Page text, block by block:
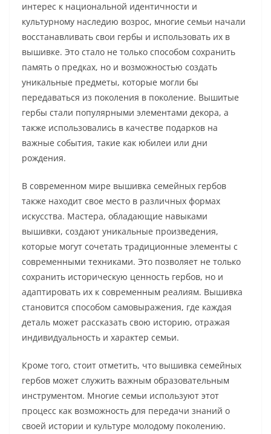
интерес к национальной идентичности и
культурному наследию возрос, многие семьи начали
восстанавливать свои гербы и использовать их в
вышивке. Это стало не только способом сохранить
память о предках, но и возможностью создать
уникальные предметы, которые могли бы
передаваться из поколения в поколение. Вышитые
гербы стали популярными элементами декора, а
также использовались в качестве подарков на
важные события, такие как юбилеи или дни
рождения.
В современном мире вышивка семейных гербов
также находит свое место в различных формах
искусства. Мастера, обладающие навыками
вышивки, создают уникальные произведения,
которые могут сочетать традиционные элементы с
современными техниками. Это позволяет не только
сохранить историческую ценность гербов, но и
адаптировать их к современным реалиям. Вышивка
становится способом самовыражения, где каждая
деталь может рассказать свою историю, отражая
индивидуальность и характер семьи.
Кроме того, стоит отметить, что вышивка семейных
гербов может служить важным образовательным
инструментом. Многие семьи используют этот
процесс как возможность для передачи знаний о
своей истории и культуре молодому поколению.